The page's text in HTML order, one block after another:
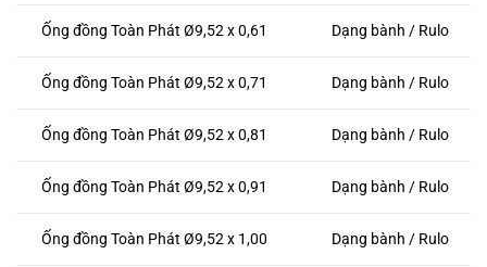
Ống đồng Toàn Phát Ø9,52 x 0,61 Dạng bành / Rulo
Ống đồng Toàn Phát Ø9,52 x 0,71 Dạng bành / Rulo
Ống đồng Toàn Phát Ø9,52 x 0,81 Dạng bành / Rulo
Ống đồng Toàn Phát Ø9,52 x 0,91 Dạng bành / Rulo
Ống đồng Toàn Phát Ø9,52 x 1,00 Dạng bành / Rulo